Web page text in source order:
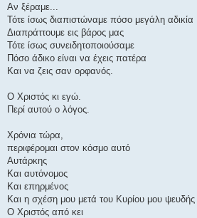
Αν ξέραμε...
Τότε ίσως διαπιστώναμε πόσο μεγάλη αδικία
Διαπράττουμε εις βάρος μας
Τότε ίσως συνειδητοποιούσαμε
Πόσο άδικο είναι να έχεις πατέρα
Και να ζεις σαν ορφανός.
Ο Χριστός κι εγώ.
Περί αυτού ο λόγος.
Χρόνια τώρα,
περιφέρομαι στον κόσμο αυτό
Αυτάρκης
Και αυτόνομος
Και επηρμένος
Και η σχέση μου μετά του Κυρίου μου ψευδής
Ο Χριστός από κει